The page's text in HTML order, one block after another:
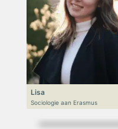
Lisa
Sociologie aan Erasmus